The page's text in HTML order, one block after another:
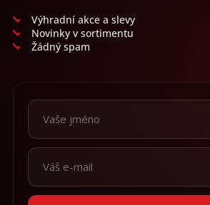
Výhradní akce a slevy
Novinky v sortimentu
Žádný spam